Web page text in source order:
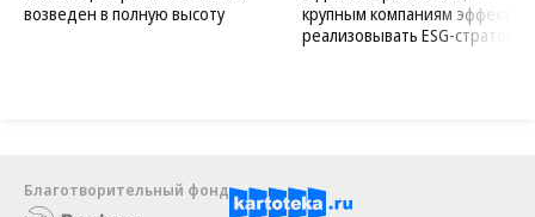
возведен в полную высоту
крупным компаниям
реализовывать ESG-стратегию
Благотворительный фонд